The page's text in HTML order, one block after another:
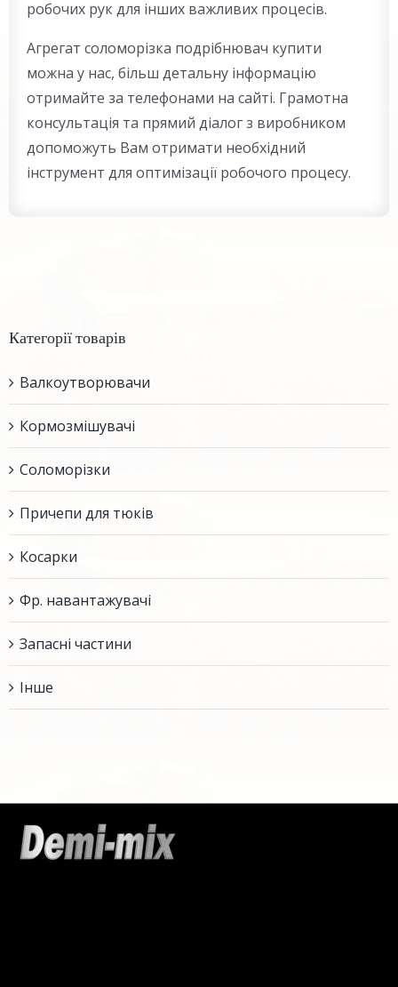
робочих рук для інших важливих процесів.
Агрегат соломорізка подрібнювач купити
можна у нас, більш детальну інформацію
отримайте за телефонами на сайті. Грамотна
консультація та прямий діалог з виробником
допоможуть Вам отримати необхідний
інструмент для оптимізації робочого процесу.
Категорії товарів
Валкоутворювачи
Кормозмішувачі
Соломорізки
Причепи для тюків
Косарки
Фр. навантажувачі
Запасні частини
Інше